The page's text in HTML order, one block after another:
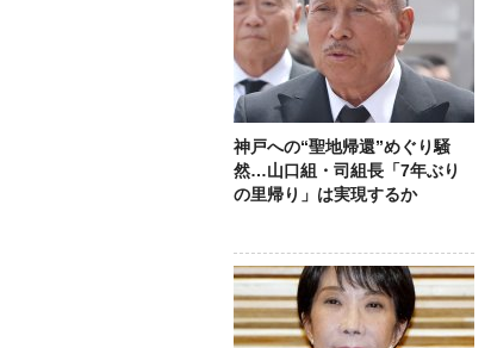
神戸への“聖地帰還”めぐり騒
然…山口組・司組長「7年ぶり
の里帰り」は実現するか